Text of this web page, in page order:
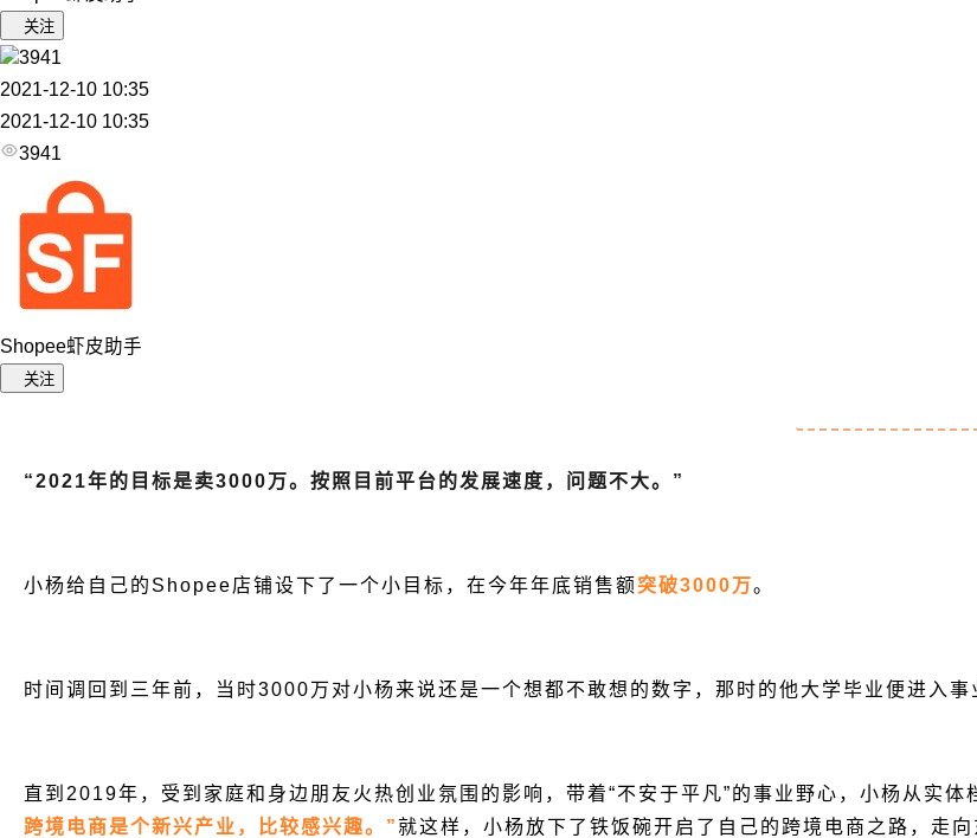
关注
3941
2021-12-10 10:35
2021-12-10 10:35
3941
Shopee虾皮助手
关注
“2021年的目标是卖3000万。按照目前平台的发展速度，问题不大。”
小杨给自己的Shopee店铺设下了一个小目标，在今年年底销售额突破3000万。
时间调回到三年前，当时3000万对小杨来说还是一个想都不敢想的数字，那时的他大学毕业便进入事
直到2019年，受到家庭和身边朋友火热创业氛围的影响，带着“不安于平凡”的事业野心，小杨从实体
跨境电商是个新兴产业，比较感兴趣。”就这样，小杨放下了铁饭碗开启了自己的跨境电商之路，走向